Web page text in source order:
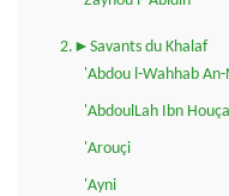
2.►Savants du Khalaf
'Abdou l-Wahhab
'AbdoulLah Ibn
'Arouçi
'Ayni